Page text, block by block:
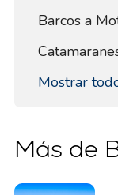
Barcos a
Mostrar
Más de